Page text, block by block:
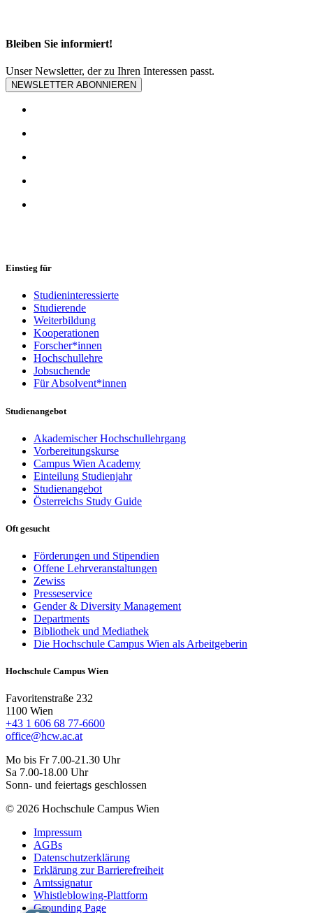
Bleiben Sie informiert!
Unser Newsletter, der zu Ihren Interessen passt.
NEWSLETTER ABONNIEREN
Einstieg für
Studieninteressierte
Studierende
Weiterbildung
Kooperationen
Forscher*innen
Hochschullehre
Jobsuchende
Für Absolvent*innen
Studienangebot
Akademischer Hochschullehrgang
Vorbereitungskurse
Campus Wien Academy
Einteilung Studienjahr
Studienangebot
Österreichs Study Guide
Oft gesucht
Förderungen und Stipendien
Offene Lehrveranstaltungen
Zewiss
Presseservice
Gender & Diversity Management
Departments
Bibliothek und Mediathek
Die Hochschule Campus Wien als Arbeitgeberin
Hochschule Campus Wien
Favoritenstraße 232
1100 Wien
+43 1 606 68 77-6600
office@hcw.ac.at
Mo bis Fr 7.00-21.30 Uhr
Sa 7.00-18.00 Uhr
Sonn- und feiertags geschlossen
© 2026 Hochschule Campus Wien
Impressum
AGBs
Datenschutzerklärung
Erklärung zur Barrierefreiheit
Amtssignatur
Whistleblowing-Plattform
Grounding Page